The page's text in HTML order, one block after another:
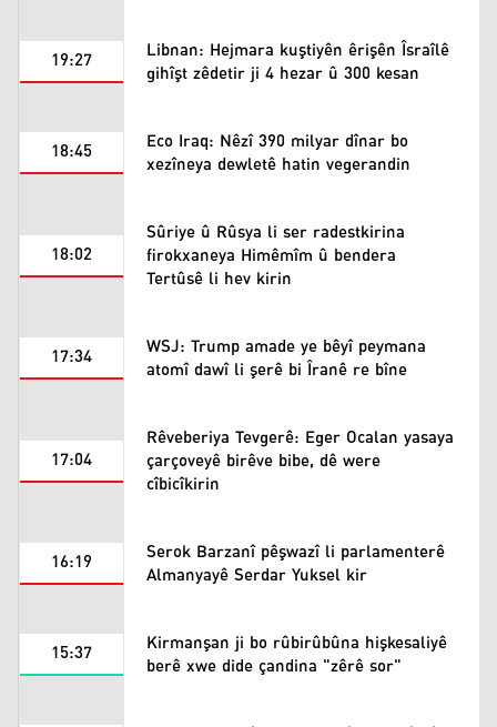
19:27 Libnan: Hejmara kuştiyên êrişên Îsraîlê
gihîşt zêdetir ji 4 hezar û 300 kesan
18:45 Eco Iraq: Nêzî 390 milyar dînar bo
xezîneya dewletê hatin vegerandin
18:02
Sûriye û Rûsya li ser radestkirina
firokxaneya Himêmîm û bendera
Tertûsê li hev kirin
17:34 WSJ: Trump amade ye bêyî peymana
atomî dawî li şerê bi Îranê re bîne
17:04
Rêveberiya Tevgerê: Eger Ocalan yasaya
çarçoveyê birêve bibe, dê were
cîbicîkirin
16:19 Serok Barzanî pêşwazî li parlamenterê
Almanyayê Serdar Yuksel kir
15:37 Kirmanşan ji bo rûbirûbûna hişkesaliyê
berê xwe dide çandina "zêrê sor"